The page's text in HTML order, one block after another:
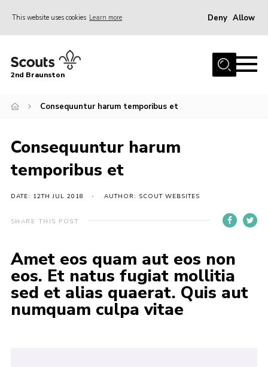
This website uses cookies Learn more Deny Allow
Home
News
Gallery
Contact
For Parents
Youth Programme
Easy Fundraising
Cookies
Join
2nd Braunston
Consequuntur harum temporibus et
Consequuntur harum
temporibus et
DATE: 12TH JUL 2018 AUTHOR: SCOUT WEBSITES
SHARE THIS POST
Amet eos quam aut eos non
eos. Et natus fugiat mollitia
sed et alias quaerat. Quis aut
numquam culpa vitae